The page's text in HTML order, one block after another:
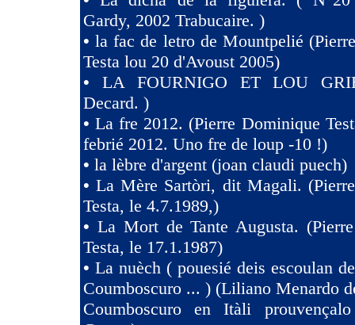
Gardy, 2002 Trabucaire. )
•la fac de letro de Mountpelié
Testa lou 20 d'Avoust 2005)
• LA FOURNIGO ET LOU
Decard. )
•La fre 2012. (Pierre Dominique
febrié 2012. Uno fre de loup -10 !)
• la lèbre d'argent (joan claudi puech)
•La Mère Sartòri, dit Magali.
Testa, le 4.7.1989,)
• La Mort de Tante Augusta.
Testa, le 17.1.1987)
• La nuèch ( pouesié deis escoulan
Coumboscuro ... ) (Liliano Menardo
Coumboscuro en Itàli